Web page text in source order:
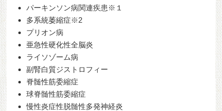
パーキンソン病関連疾患※１
多系統萎縮症※2
プリオン病
亜急性硬化性全脳炎
ライソゾーム病
副腎白質ジストロフィー
脊髄性筋委縮症
球脊髄性筋委縮症
慢性炎症性脱髄性多発神経炎